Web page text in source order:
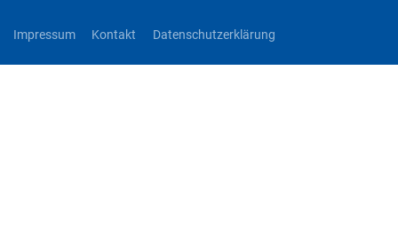
Impressum Kontakt Datenschutzerklärung